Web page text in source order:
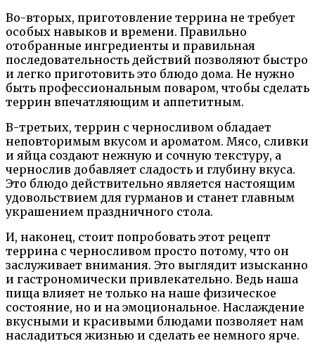
Во-вторых, приготовление террина не требует
особых навыков и времени. Правильно
отобранные ингредиенты и правильная
последовательность действий позволяют быстро
и легко приготовить это блюдо дома. Не нужно
быть профессиональным поваром, чтобы сделать
террин впечатляющим и аппетитным.
В-третьих, террин с черносливом обладает
неповторимым вкусом и ароматом. Мясо, сливки
и яйца создают нежную и сочную текстуру, а
чернослив добавляет сладость и глубину вкуса.
Это блюдо действительно является настоящим
удовольствием для гурманов и станет главным
украшением праздничного стола.
И, наконец, стоит попробовать этот рецепт
террина с черносливом просто потому, что он
заслуживает внимания. Это выглядит изысканно
и гастрономически привлекательно. Ведь наша
пища влияет не только на наше физическое
состояние, но и на эмоциональное. Наслаждение
вкусными и красивыми блюдами позволяет нам
насладиться жизнью и сделать ее немного ярче.